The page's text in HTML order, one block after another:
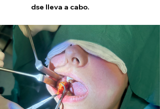
dse lleva a cabo.